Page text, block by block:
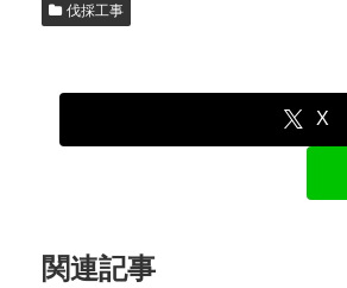
伐採工事
X
関連記事